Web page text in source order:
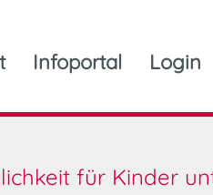
Infoportal Login
für Kinder